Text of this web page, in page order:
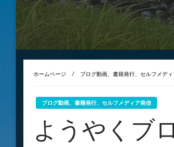
ホームページ ブログ動画、書籍発行、セルフメデ
ブログ動画、書籍発行、セルフメディア発信
ようやくブ